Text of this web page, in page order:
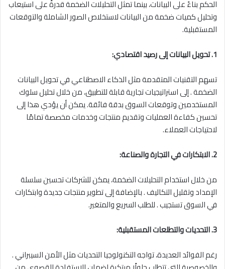
الحكم بناءً على البيانات، بينما تمثل التحليلات الضخمة قدرةً على استيعاب
وتحليل كميات ضخمة من البيانات لاستخلاص الصور الشاملة والتوقعات
المستقبلية.
1. تحويل البيانات إلى رصيد اقتصادي:
تسهم التقنيات المتقدمة مثل الذكاء الاصطناعي في تحويل البيانات
الضخمة . إلى استراتيجيات تجارية قابلة للتطبيق، من خلال تحليل سلوك
المستخدمين وتوقعات السوق بدقة فائقة. يمكن أن يؤدي هذا إلى
تحسين كفاءة العمليات وتقديم منتجات وخدمات مخصصة تمامًا
لاحتياجات العملاء.
2. الابتكارات في التجارة والصناعة:
من خلال استخدام التحليلات الضخمة، يمكن للشركات تحسين سلسلة
الإمداد وتقليل التكاليف . بالإضافة إلى تطوير منتجات جديدة وابتكارات
في السوق تستجيب . للطلب السريع والمتغير.
3. التحديات والتطلعات المستقبلية:
رغم الفوائد العديدة، تواجه التكنولوجيا التحديات مثل الأمن السيبراني .